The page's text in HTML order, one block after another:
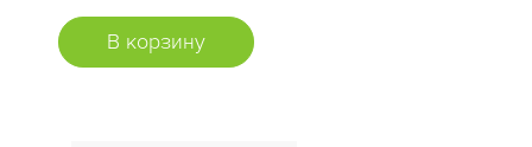
В корзину